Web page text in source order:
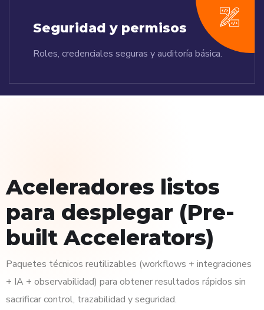
Seguridad y permisos
Roles, credenciales seguras y auditoría básica.
Aceleradores listos
para desplegar (Pre-
built Accelerators)
Paquetes técnicos reutilizables (workflows + integraciones
+ IA + observabilidad) para obtener resultados rápidos sin
sacrificar control, trazabilidad y seguridad.